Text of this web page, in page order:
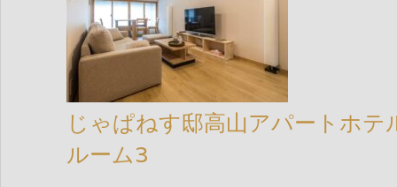
じゃぱねす邸高山アパートホテ
ルーム3